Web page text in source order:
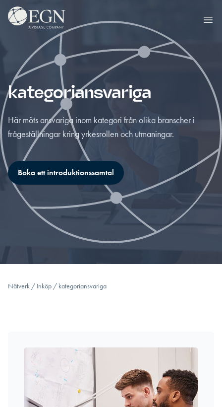
Hoppa till innehåll
Executives' Global Network
kategoriansvariga
Här möts ansvariga inom kategori från olika branscher i
frågeställningar kring yrkesrollen och utmaningar.
Boka ett introduktionssamtal
Nätverk / Inköp / kategoriansvariga